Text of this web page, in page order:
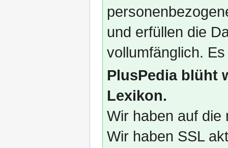
und erfüllen die
vollumfänglich.
PlusPedia blüht
Lexikon.
Wir haben auf die
Wir haben SSL